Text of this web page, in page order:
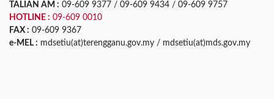
TALIAN AM : 09-609 9377 / 09-609 9434 / 09-609 9757
HOTLINE : 09-609 0010
FAX : 09-609 9367
e-MEL : mdsetiu(at)terengganu.gov.my / mdsetiu(at)mds.gov.my